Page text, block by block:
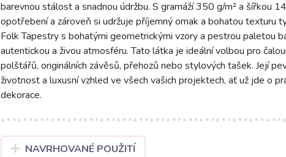
barevnou stálost a snadnou údržbu. S gramáží 350 g/m² a šířkou
opotřebení a zároveň si udržuje příjemný omak a bohatou texturu
Folk Tapestry s bohatými geometrickými vzory a pestrou paletou
autentickou a živou atmosféru. Tato látka je ideální volbou pro
polštářů, originálních závěsů, přehozů nebo stylových tašek. Její
životnost a luxusní vzhled ve všech vašich projektech, ať už jde o
dekorace.
NAVRHOVANÉ POUŽITÍ